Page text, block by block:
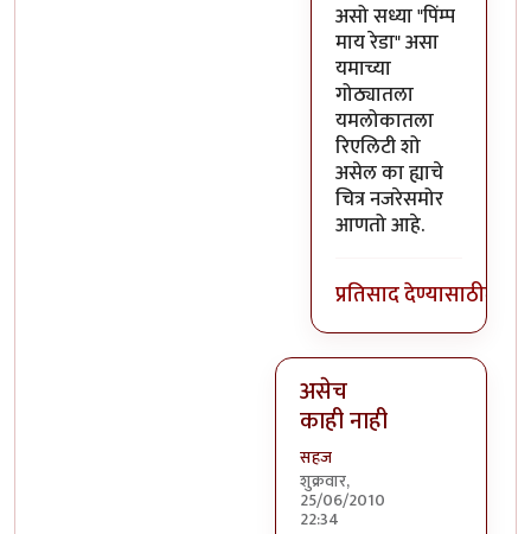
असो सध्या "पिंम्प
माय रेडा" असा
यमाच्या
गोठ्यातला
यमलोकातला
रिएलिटी शो
असेल का ह्याचे
चित्र नजरेसमोर
आणतो आहे.
प्रतिसाद देण्यासाठीलॉग
असेच
काही नाही
सहज
शुक्रवार,
25/06/2010
22:34